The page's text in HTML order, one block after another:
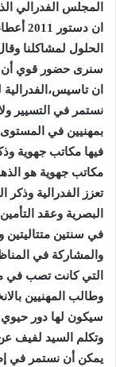
المجلس الفدرالي
ان
الحلول لمشاكلنا
سنرى حضور قوي أن
ان تاسيس،الفدرالية
نستمر في التسيير
بمهنيين في
فيها مكاتب جهوية
مكاتب جهوية هو
تعزز الفدرالية وذكر
البصرية وعقد
في سنتين
والمشاركة في
التي كانت تصب في
وطالب المهنيين
سيكون لها دور
وتكلم السيد لفيف
يمكن أن نستمر في